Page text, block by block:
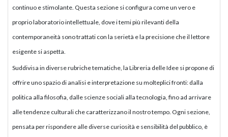
continuo e stimolante. Questa sezione si configura come un vero e
proprio laboratorio intellettuale, dove i temi più rilevanti della
contemporaneità sono trattati con la serietà e la precisione che il lettore
esigente si aspetta.
Suddivisa in diverse rubriche tematiche, la Libreria delle Idee si propone di
offrire uno spazio di analisi e interpretazione su molteplici fronti: dalla
politica alla filosofia, dalle scienze sociali alla tecnologia, fino ad arrivare
alle tendenze culturali che caratterizzano il nostro tempo. Ogni sezione,
pensata per rispondere alle diverse curiosità e sensibilità del pubblico, è